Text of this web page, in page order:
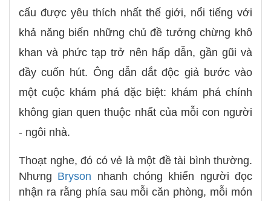
cấu được yêu thích nhất thế giới, nổi tiếng với
khả năng biến những chủ đề tưởng chừng khô
khan và phức tạp trở nên hấp dẫn, gần gũi và
đầy cuốn hút. Ông dẫn dắt độc giả bước vào
một cuộc khám phá đặc biệt: khám phá chính
không gian quen thuộc nhất của mỗi con người
- ngôi nhà.
Thoạt nghe, đó có vẻ là một đề tài bình thường.
Nhưng Bryson nhanh chóng khiến người đọc
nhận ra rằng phía sau mỗi căn phòng, mỗi món